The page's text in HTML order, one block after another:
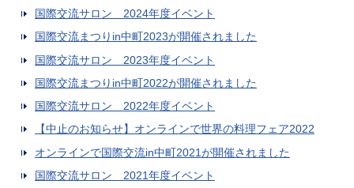
国際交流サロン 2024年度イベント
国際交流まつりin中町2023が開催されました
国際交流サロン 2023年度イベント
国際交流まつりin中町2022が開催されました
国際交流サロン 2022年度イベント
【中止のお知らせ】オンラインで世界の料理フェア2022
オンラインで国際交流in中町2021が開催されました
国際交流サロン 2021年度イベント